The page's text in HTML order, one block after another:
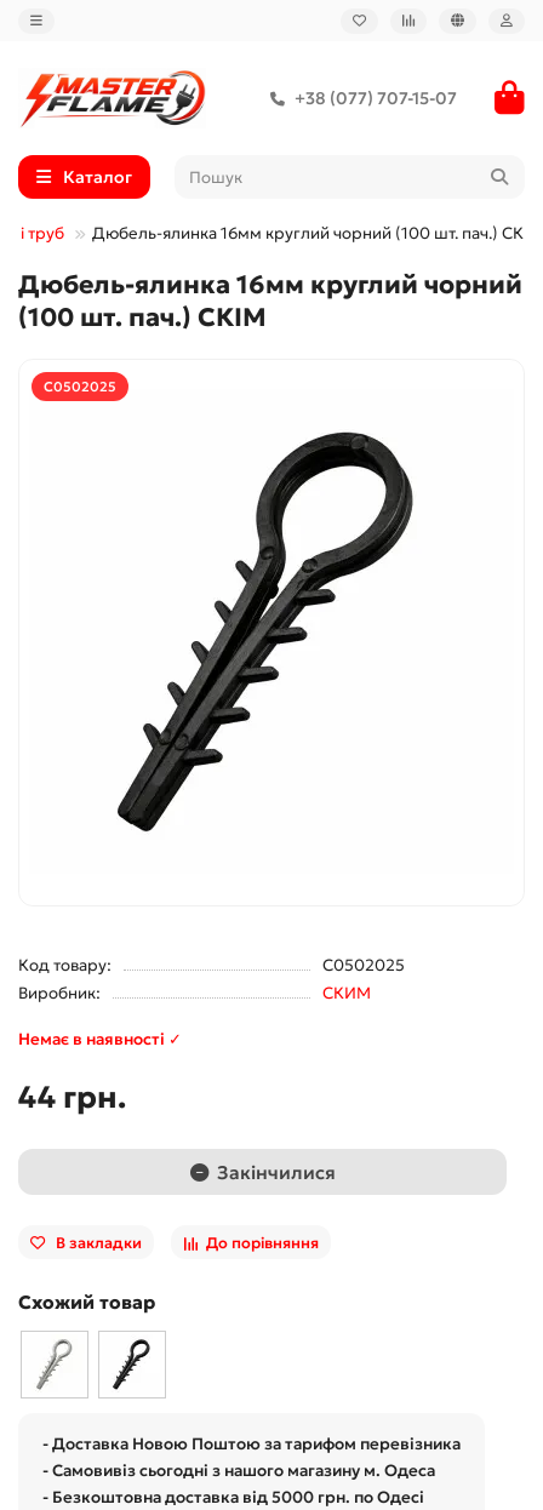
+38 (077) 707-15-07
Каталог
і труб Дюбель-ялинка 16мм круглий чорний (100 шт. пач.) СКІМ
Дюбель-ялинка 16мм круглий чорний
(100 шт. пач.) СКІМ
С0502025
Код товару:
С0502025
Виробник:
СКИМ
Немає в наявності ✓
44 грн.
Закінчилися
В закладки До порівняння
Схожий товар
- Доставка Новою Поштою за тарифом перевізника
- Самовивіз сьогодні з нашого магазину м. Одеса
- Безкоштовна доставка від 5000 грн. по Одесі